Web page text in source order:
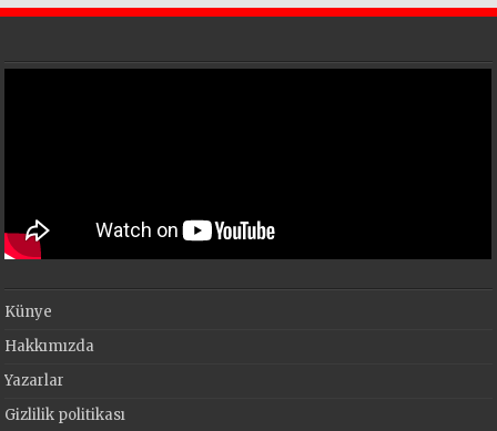
Künye
Hakkımızda
Yazarlar
Gizlilik politikası